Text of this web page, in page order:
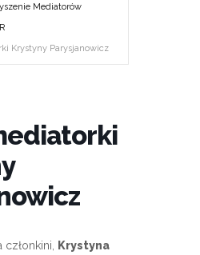
Mediatorów
Krystyny Parysjanowicz
Krystyna